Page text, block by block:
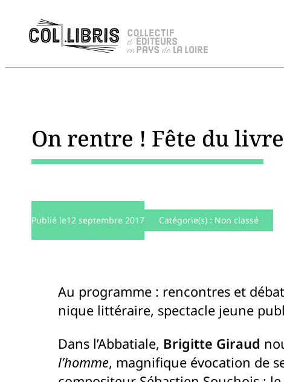
On rentre ! Fête du
Publié le12 septembre 2017 Catégorie(s) : Non classé
Au programme : rencontres et
nique littéraire, spectacle jeune
Dans l’Abbatiale, Brigitte Giraud
l’homme, magnifique évocation de